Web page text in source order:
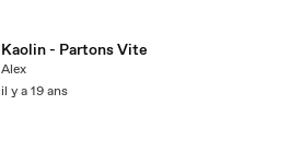
Kaolin - Partons Vite
Alex
il y a 19 ans